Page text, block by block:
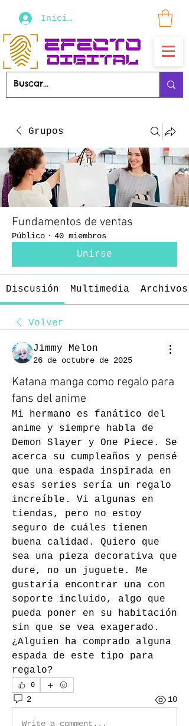
Iniciar sesión
Grupos
Fundamentos de ventas
Público · 40 miembros
Unirse
Discusión Multimedia Archivos
Volver
Jimmy Melon
26 de octubre de 2025
Katana manga como regalo para
fans del anime
Mi hermano es fanático del
anime y siempre habla de
Demon Slayer y One Piece. Se
acerca su cumpleaños y pensé
que una espada inspirada en
esas series sería un regalo
increíble. Vi algunas en
tiendas, pero no estoy
seguro de cuáles tienen
buena calidad. Quiero que
sea una pieza decorativa que
dure, no un juguete. Me
gustaría encontrar una con
soporte incluido, algo que
pueda poner en su habitación
sin que se vea exagerado.
¿Alguien ha comprado alguna
espada de este tipo para
regalo?
0
2 10
Write a comment...